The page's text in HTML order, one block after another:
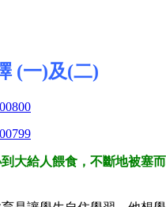
(一)及(二)
到大給人餵食，不斷地被